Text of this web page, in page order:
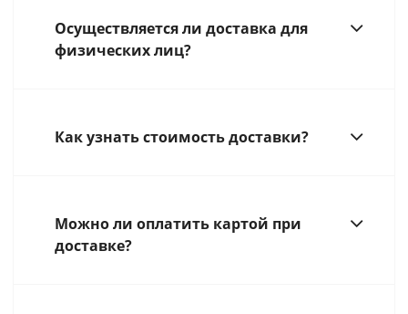
Осуществляется ли доставка для
физических лиц?
Как узнать стоимость доставки?
Можно ли оплатить картой при
доставке?